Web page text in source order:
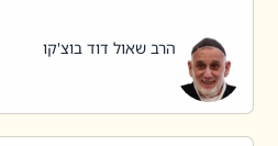
הרב שאול דוד בוצ'קו